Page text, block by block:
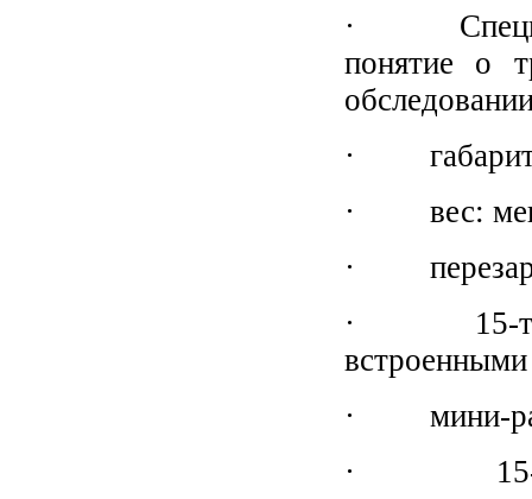
·
понятие о
·
· вес:
·
· 15-ти
· мини-
· 15-